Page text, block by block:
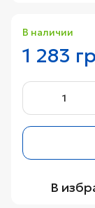
В наличии
1 283
В